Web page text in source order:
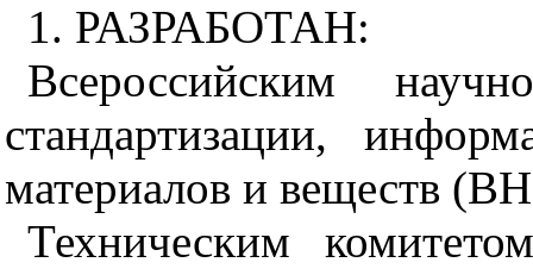
1. РАЗРАБОТАН:
Всероссийским
стандартизации,
материалов и веществ
Техническим